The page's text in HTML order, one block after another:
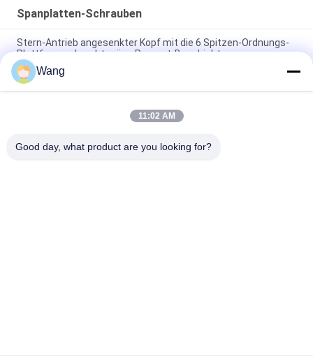
Spanplatten-Schrauben
Stern-Antrieb angesenkter Kopf mit die 6 Spitzen-Ordnungs-
Plattform schraubt grüne Ruspert-Beschichtung
Doppeltes angesenkter Kopf Pozi-Antriebs-voller Faden-multi
Zweck schraubt gelbes verzinktes
Doppeltes angesenkter Spitzen-teilweiser Schnitt-Faden CR3
Wang
11:02 AM
Good day, what product are you looking for?